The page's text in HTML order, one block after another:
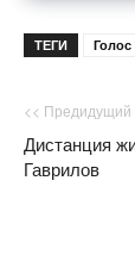
ТЕГИ Голос
<< Предидущий
Дистанция
Гаврилов